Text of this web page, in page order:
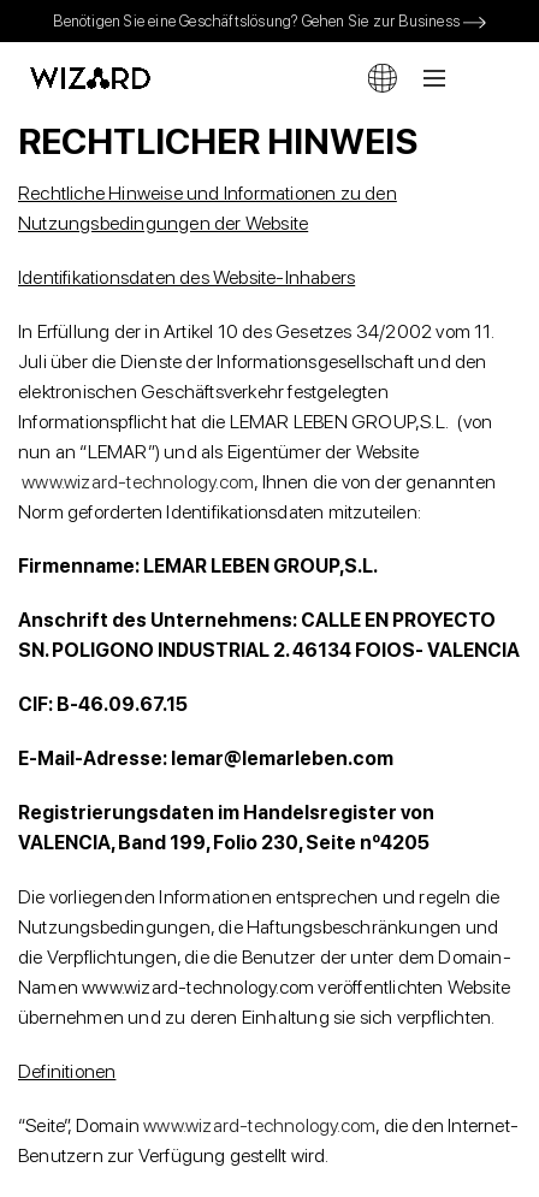
Benötigen Sie eine Geschäftslösung? Gehen Sie zur Business
RECHTLICHER HINWEIS
Rechtliche Hinweise und Informationen zu den
Nutzungsbedingungen der Website
Identifikationsdaten des Website-Inhabers
In Erfüllung der in Artikel 10 des Gesetzes 34/2002 vom 11.
Juli über die Dienste der Informationsgesellschaft und den
elektronischen Geschäftsverkehr festgelegten
Informationspflicht hat die LEMAR LEBEN GROUP,S.L. (von
nun an “LEMAR”) und als Eigentümer der Website
www.wizard-technology.com, Ihnen die von der genannten
Norm geforderten Identifikationsdaten mitzuteilen:
Firmenname: LEMAR LEBEN GROUP,S.L.
Anschrift des Unternehmens: CALLE EN PROYECTO
SN. POLIGONO INDUSTRIAL 2. 46134 FOIOS- VALENCIA
CIF: B-46.09.67.15
E-Mail-Adresse: lemar@lemarleben.com
Registrierungsdaten im Handelsregister von
VALENCIA, Band 199, Folio 230, Seite nº4205
Die vorliegenden Informationen entsprechen und regeln die
Nutzungsbedingungen, die Haftungsbeschränkungen und
die Verpflichtungen, die die Benutzer der unter dem Domain-
Namen www.wizard-technology.com veröffentlichten Website
übernehmen und zu deren Einhaltung sie sich verpflichten.
Definitionen
“Seite”, Domainwww.wizard-technology.com, die den Internet-
Benutzern zur Verfügung gestellt wird.